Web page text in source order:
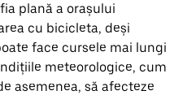
plană a orașului
cu bicicleta, deși
face cursele mai lungi
meteorologice, cum
asemenea, să afecteze